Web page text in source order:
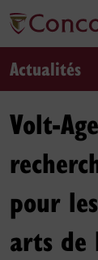
Actualités
Volt-
pour
arts de